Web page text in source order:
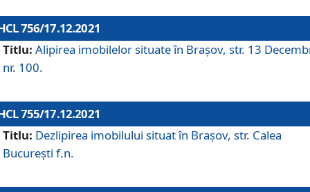
756/17.12.2021
Titlu: Alipirea imobilelor situate în Brașov, str. 13
nr. 100.
755/17.12.2021
Titlu: Dezlipirea imobilului situat în Brașov, str. Calea
București f.n.